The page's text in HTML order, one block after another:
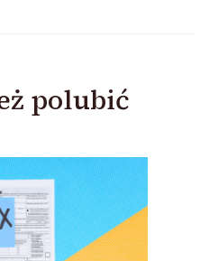
polubić